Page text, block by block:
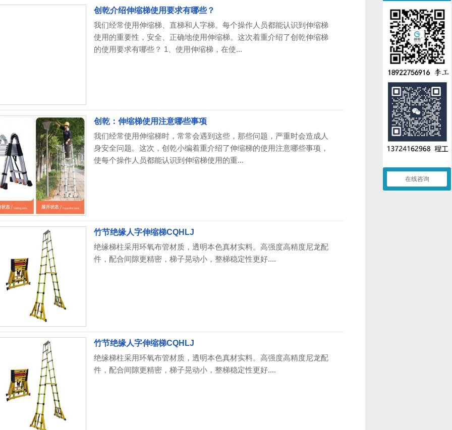
创乾介绍伸缩梯使用要求有哪些？
我们经常使用伸缩梯、直梯和人字梯。每个操作人员都能认识到伸缩梯
使用的重要性，安全、正确地使用伸缩梯。这次着重介绍了创乾伸缩梯
的使用要求有哪些？ 1、使用伸缩梯，在使...
创乾：伸缩梯使用注意哪些事项
我们经常使用伸缩梯时，常常会遇到这些，那些问题，严重时会造成人
身安全问题。这次，创乾小编着重介绍了伸缩梯的使用注意哪些事项，
使每个操作人员都能认识到伸缩梯使用的重...
竹节绝缘人字伸缩梯CQHLJ
绝缘梯柱采用环氧布管材质，透明本色真材实料。高强度高精度尼龙配
件，配合间隙更精密，梯子晃动小，整梯稳定性更好....
竹节绝缘人字伸缩梯CQHLJ
绝缘梯柱采用环氧布管材质，透明本色真材实料。高强度高精度尼龙配
件，配合间隙更精密，梯子晃动小，整梯稳定性更好....
在线咨询